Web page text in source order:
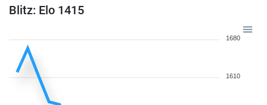
Blitz: Elo 1415
1680
1610